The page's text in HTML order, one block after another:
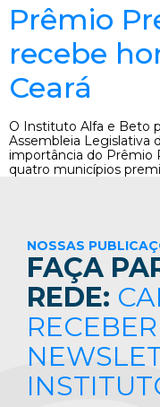
Prêmio
recebe
Ceará
O Instituto Alfa e Beto
Assembleia Legislativa
importância do Prêmio
quatro municípios
NOSSAS
FAÇA
REDE: